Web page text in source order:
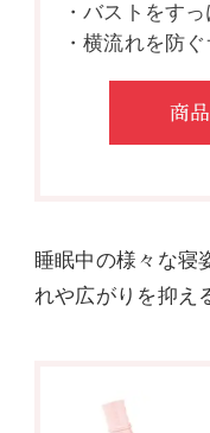
・バストをす
・横流れを防
商
睡眠中の様々な寝
れや広がりを抑え